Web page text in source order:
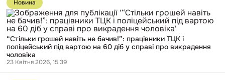
Як
«судді
без
суду»
понад
роки
уникають
відповідальності
публікації
“Стільки
грошей
навіть
не
бачив!”:
працівники
ТЦК
і
Новина
“Стільки грошей навіть не бачив!”: працівники ТЦК і
поліцейський під вартою на 60 діб у справі про викрадення
чоловіка
23 Квітня 2026, 15:39
Перейти